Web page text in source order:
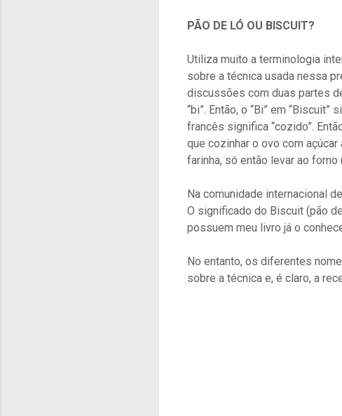
PÃO DE LÓ OU BISCUIT?
Utiliza muito a terminologia
sobre a técnica usada nessa
discussões com duas partes
“bi”. Então, o “Bi” em
francês significa “cozido”.
que cozinhar o ovo com
farinha, só então levar ao
Na comunidade internacional
O significado do Biscuit (pão
possuem meu livro já o
No entanto, os diferentes
sobre a técnica e, é claro, a